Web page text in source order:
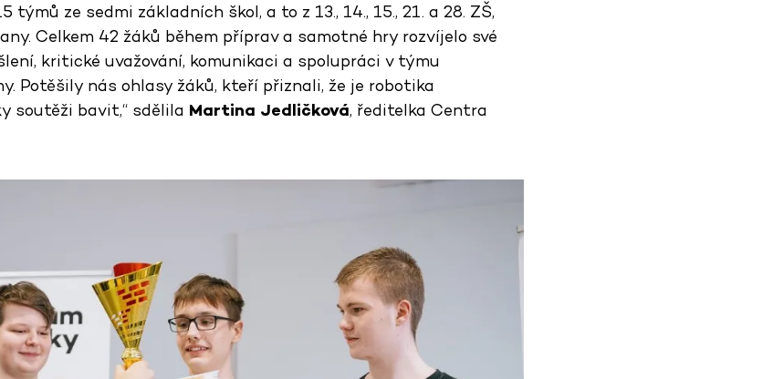
týmů ze sedmi základních škol, a to z 13., 14., 15., 21. a 28. ZŠ,
Celkem 42 žáků během příprav a samotné hry rozvíjelo své
kritické uvažování, komunikaci a spolupráci v týmu
Potěšily nás ohlasy žáků, kteří přiznali, že je robotika
soutěži bavit,“ sdělila Martina Jedličková, ředitelka Centra